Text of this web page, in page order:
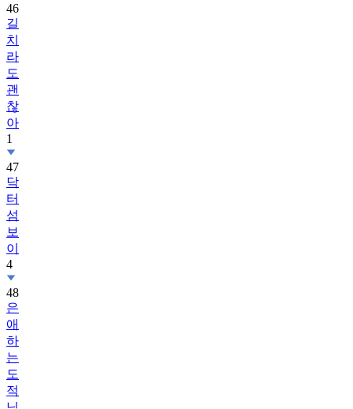
46
길
치
라
도
괜
찮
아
1
47
닥
터
섬
보
이
4
48
은
애
하
는
도
적